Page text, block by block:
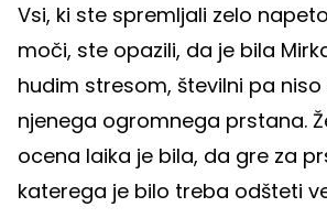
Vsi, ki ste spremljali zelo
moči, ste opazili, da je bila
hudim stresom, številni pa
njenega ogromnega prstana.
ocena laika je bila, da gre za
katerega je bilo treba odšteti